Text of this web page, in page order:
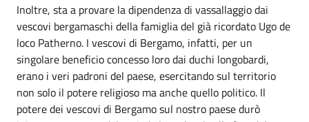
Inoltre, sta a provare la dipendenza di vassallaggio dai
vescovi bergamaschi della famiglia del già ricordato Ugo de
loco Patherno. I vescovi di Bergamo, infatti, per un
singolare beneficio concesso loro dai duchi longobardi,
erano i veri padroni del paese, esercitando sul territorio
non solo il potere religioso ma anche quello politico. Il
potere dei vescovi di Bergamo sul nostro paese durò